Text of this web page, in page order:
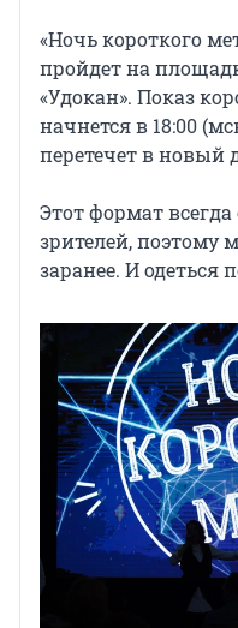
«Ночь короткого
пройдет на
«Удокан». Показ
начнется в 18:00
перетечет в новый
Этот формат
зрителей, поэтому
заранее. И одеться